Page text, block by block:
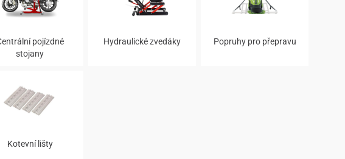
pojízdné
stojany
Hydraulické zvedáky Popruhy pro přepravu
Kotevní lišty